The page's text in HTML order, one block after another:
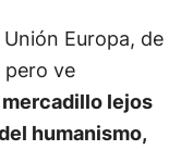
Europa, de
pero ve
lejos
humanismo,